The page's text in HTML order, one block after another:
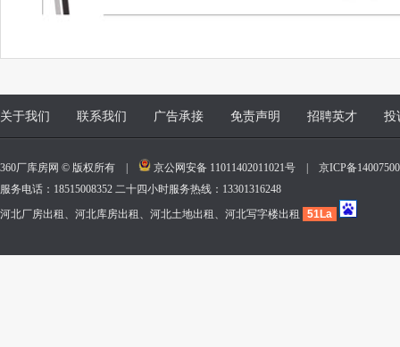
关于我们 联系我们 广告承接 免责声明 招聘英才 投
360厂库房网 © 版权所有 | 京公网安备 11011402011021号
京ICP备
服务电话：18515008352 二十四小时服务热线：13301316248
河北厂房出租、河北库房出租、河北土地出租、河北写字楼出租
51La